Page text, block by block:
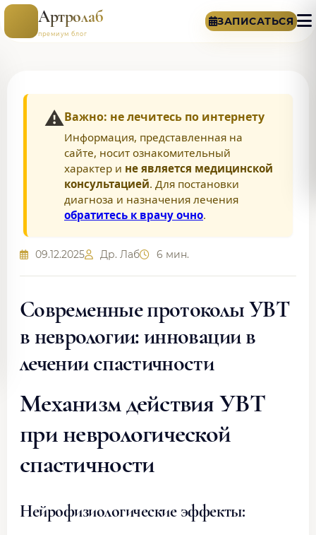
Артролаб
премиум блог
ЗАПИСАТЬСЯ
⚠️Важно: не лечитесь по интернету
Информация, представленная на
сайте, носит ознакомительный
характер и не является медицинской
консультацией. Для постановки
диагноза и назначения лечения
обратитесь к врачу очно.
09.12.2025 Др. Лаб 6 мин.
Современные протоколы УВТ
в неврологии: инновации в
лечении спастичности
Механизм действия УВТ
при неврологической
спастичности
Нейрофизиологические эффекты: